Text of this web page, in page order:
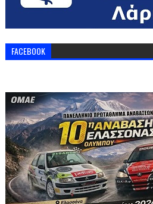
FACEBOOK